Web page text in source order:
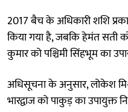
2017 बैच के अधिकारी शशि
किया गया है, जबकि हेमंत सती
कुमार को पश्चिमी सिंहभूम का
अधिसूचना के अनुसार, लोकेश
भारद्वाज को पाकुड़ का उपायुक्त